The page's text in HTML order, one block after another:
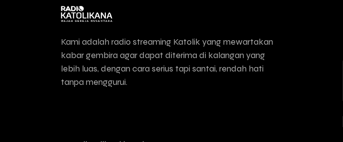
Kami adalah radio streaming Katolik yang mewartakan
kabar gembira agar dapat diterima di kalangan yang
lebih luas, dengan cara serius tapi santai, rendah hati
tanpa menggurui.